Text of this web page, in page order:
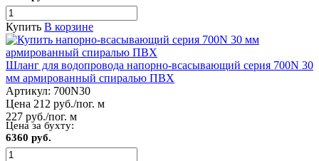
Купить В корзине
Шланг для водопровода напорно-всасывающий серия 700N 30
мм армированный спиралью ПВХ
Артикул: 700N30
Цена 212 руб./пог. м
227 руб./пог. м
Цена за бухту:
6360 руб.